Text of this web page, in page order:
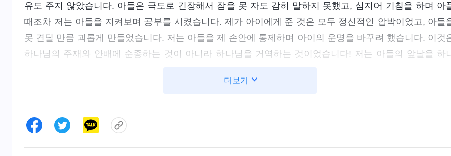
유도 주지 않았습니다. 아들은 극도로 긴장해서 잠을 못 자도 감히 말하지 못했고, 심지어 기침을 하며 아
때조차 저는 아들을 지켜보며 공부를 시켰습니다. 제가 아이에게 준 것은 모두 정신적인 압박이었고, 아들
못 견딜 만큼 괴롭게 만들었습니다. 저는 아들을 제 손안에 통제하며 아이의 운명을 바꾸려 했습니다. 이것
하나님의 주재와 안배에 순종하는 것이 아니라 하나님을 거역하는 것이었습니다! 저는 아들의 앞날을 하
드렸습니다. 이렇게 생각하니 마음이 한결 가벼워졌습니다. 며칠 후, 저희 집 3층에 사는 남자아이가 고3 학
요! 다 부모님 탓이라고요!”라고 소리치며 욕을 한다는 소식을 들었습니다. 그 순간 저는 덜컥 겁이 났습니다.
예전에 제가 아들에게 공부하라고 윽박지르던 모습들이 영화처럼 눈앞에 스쳐 지나갔습니다. 만약 제가 계
속 이렇게 아들에게 공부하라고 윽박지르면 아들도 저 아이처럼 되는 건 아닐까 걱정이 되었습니다. 저는
더보기